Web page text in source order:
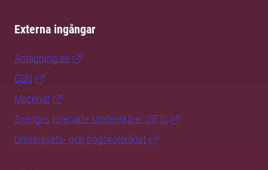
Externa ingångar
Antagning.se
CSN
Mecenat
Sveriges förenade studentkårer (SFS)
Universitets- och högskolerådet